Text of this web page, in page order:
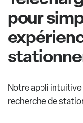
pour
Notre appli
recherche de